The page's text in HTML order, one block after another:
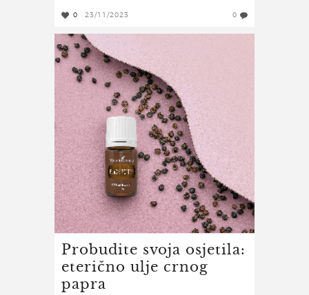
0 23/11/2023 0
Probudite svoja osjetila:
eterično ulje crnog
papra